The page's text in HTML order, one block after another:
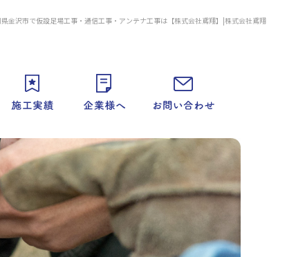
金沢市で仮設足場工事・通信工事・アンテナ工事は【株式会社鳶翔】|株式会社鳶翔